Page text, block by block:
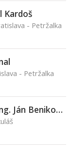
Kardoš
- Petržalka
- Petržalka
Geodetické práce - Ing. Ján Benikovský